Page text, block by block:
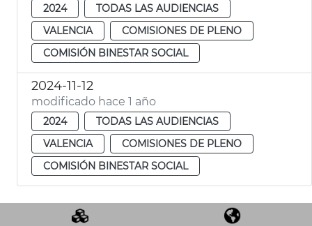
2024
TODAS LAS AUDIENCIAS
VALENCIA
COMISIONES DE PLENO
COMISIÓN BINESTAR SOCIAL
2024-11-12
modificado hace 1 año
2024
TODAS LAS AUDIENCIAS
VALENCIA
COMISIONES DE PLENO
COMISIÓN BINESTAR SOCIAL